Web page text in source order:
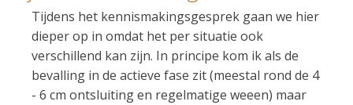
Tijdens het kennismakingsgesprek gaan we hier
dieper op in omdat het per situatie ook
verschillend kan zijn. In principe kom ik als de
bevalling in de actieve fase zit (meestal rond de 4
- 6 cm ontsluiting en regelmatige weeen) maar